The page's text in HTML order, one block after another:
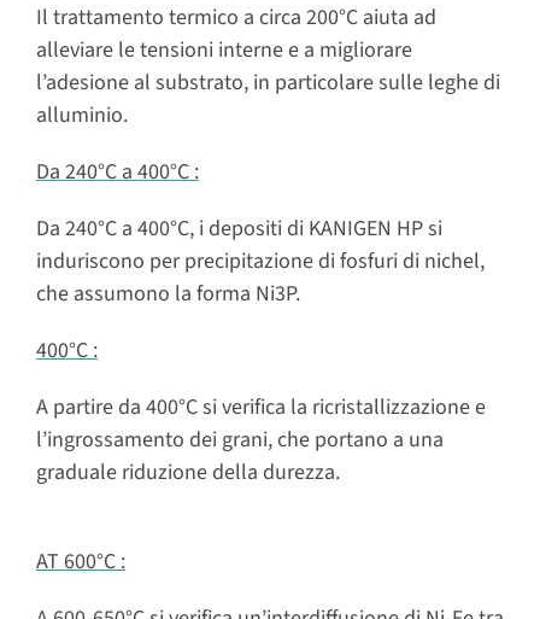
Il trattamento termico a circa 200°C aiuta ad
alleviare le tensioni interne e a migliorare
l’adesione al substrato, in particolare sulle leghe di
alluminio.
Da 240°C a 400°C :
Da 240°C a 400°C, i depositi di KANIGEN HP si
induriscono per precipitazione di fosfuri di nichel,
che assumono la forma Ni3P.
400°C :
A partire da 400°C si verifica la ricristallizzazione e
l’ingrossamento dei grani, che portano a una
graduale riduzione della durezza.
AT 600°C :